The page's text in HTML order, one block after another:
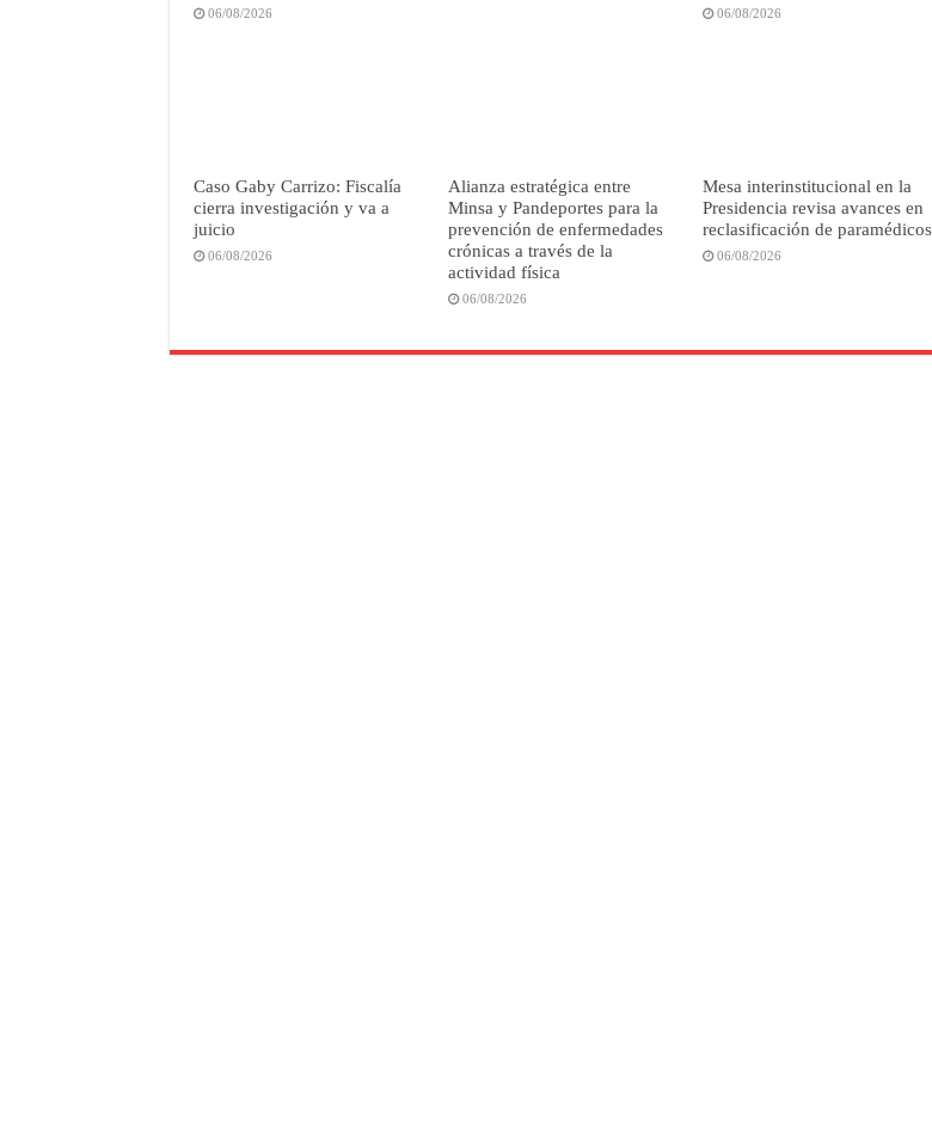
06/08/2026 06/08/2026
Caso Gaby Carrizo: Fiscalía
cierra investigación y va a
juicio
06/08/2026
Alianza estratégica entre
Minsa y Pandeportes para la
prevención de enfermedades
crónicas a través de la
actividad física
06/08/2026
Mesa interinstitucional en la
Presidencia revisa avances en
reclasificación de paramédicos
06/08/2026